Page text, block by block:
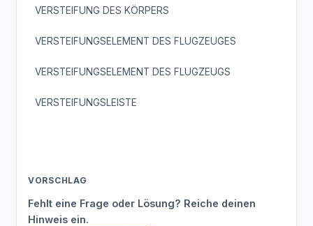
VERSTEIFUNG DES KÖRPERS
VERSTEIFUNGSELEMENT DES FLUGZEUGES
VERSTEIFUNGSELEMENT DES FLUGZEUGS
VERSTEIFUNGSLEISTE
VORSCHLAG
Fehlt eine Frage oder Lösung? Reiche deinen
Hinweis ein.